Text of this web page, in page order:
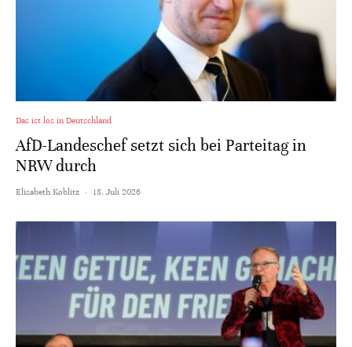
Das ist los in Deutschland
AfD-Landeschef setzt sich bei Parteitag in
NRW durch
Elisabeth Koblitz · 18. Juli 2026